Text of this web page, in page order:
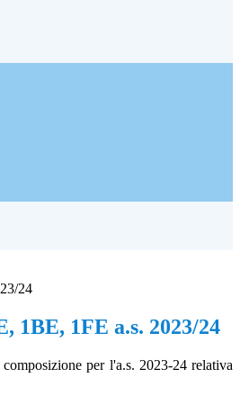
24
1BE, 1FE a.s. 2023/24
per l'a.s. 2023-24 relativa